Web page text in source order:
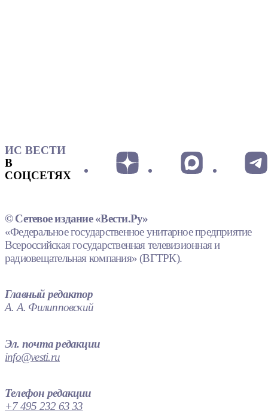
ИС ВЕСТИ
В
СОЦСЕТЯХ
© Сетевое издание «Вести.Ру»
«Федеральное государственное унитарное предприятие
Всероссийская государственная телевизионная и
радиовещательная компания» (ВГТРК).
Главный редактор
А. А. Филипповский
Эл. почта редакции
info@vesti.ru
Телефон редакции
+7 495 232 63 33